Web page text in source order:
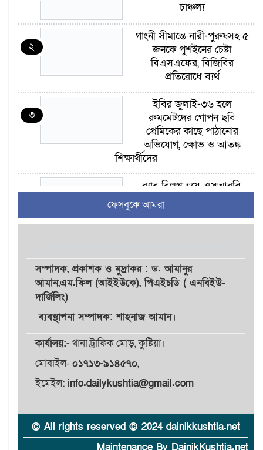
চাঞ্চল্য
২
গাংনী সীমান্তে নারী-পুরুষসহ ৫
জনকে পুশইনের চেষ্টা
বিএসএফের, বিজিবির
প্রতিরোধে ব্যর্থ
৩
ইবির জুলাই-৩৬ হলে
রুমমেটদের গোপন ছবি
প্রেমিকের কাছে পাঠানোর
অভিযোগ, ক্ষোভ ও আতঙ্ক
শিক্ষার্থীদের
৪
র‍্যাব বিলুপ্ত হয়ে এসআরবি,
থাকছে নাগরিক অভিযোগের
আহমেদ রাজুর ওপর সশস্ত্র
হামলা, গুরুতর আহত
নিক্ষেপকারীরা ‘জারজ সন্তান’:
আমির হামজা
ইসলামী বিশ্ববিদ্যালয়র ৪৪
শিক্ষককে ঘিরে দেশব্যাপী গোপন
তৎপরতার অভিযোগ/ তদন্তে
গঠিত হলো উচ্চপর্যায়ের কমিটি
৮
মাত্র ৯১ টন ভারতীয় মরিচেই
ভেঙে পড়ল বাজার/৪০০ টাকা
ফেসবুকে আমরা
সম্পাদক, প্রকাশকওমুদ্রাকর: ড. আমানুর
আমান,এম.ফিল (আইইউকে), পিএইচডি ( এনবিইউ-
দার্জিলিং)
ব্যবস্থাপনা সম্পাদক: শাহনাজ আমান।
কার্যালয়:-থানা ট্রাফিক মোড়, কুষ্টিয়া।
মোবাইল- ০১৭১৩-৯১৪৫৭০,
ইমেইল: info.dailykushtia@gmail.com
© All rights reserved © 2024 dainikkushtia.net